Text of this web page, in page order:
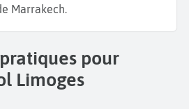
Marrakech.
pour
Limoges